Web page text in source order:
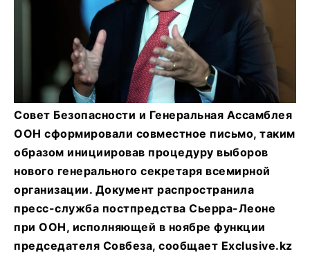
Совет Безопасности и Генеральная Ассамблея
ООН сформировали совместное письмо, таким
образом инициировав процедуру выборов
нового генерального секретаря всемирной
организации. Документ распространила
пресс-служба постпредства Сьерра-Леоне
при ООН, исполняющей в ноябре функции
председателя Совбеза, сообщает Exclusive.kz